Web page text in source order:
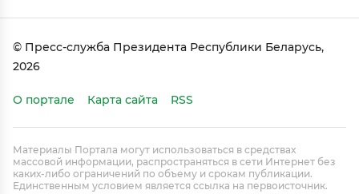
© Пресс-служба Президента Республики Беларусь,
2026
О портале Карта сайта RSS
Материалы Портала могут использоваться в средствах
массовой информации, распространяться в сети Интернет без
каких-либо ограничений по объему и срокам публикации.
Единственным условием является ссылка на первоисточник.